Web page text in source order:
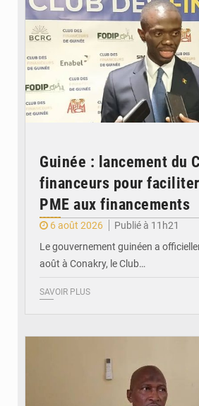
Guinée : lancement du
financeurs pour faciliter
PME aux financements
6 août 2026
Publié à 11h21
Le gouvernement guinéen a
août à Conakry, le Club…
SAVOIR PLUS